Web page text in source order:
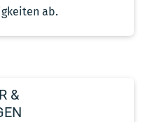
ab.
&